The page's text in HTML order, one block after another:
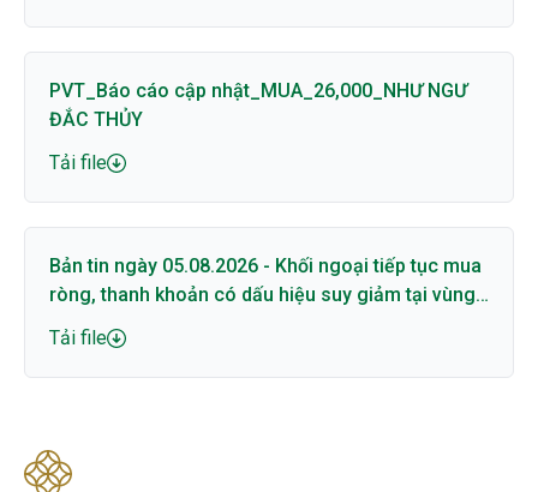
PVT_Báo cáo cập nhật_MUA_26,000_NHƯ NGƯ
ĐẮC THỦY
Tải file
Bản tin ngày 05.08.2026 - Khối ngoại tiếp tục mua
ròng, thanh khoản có dấu hiệu suy giảm tại vùng
cản
Tải file